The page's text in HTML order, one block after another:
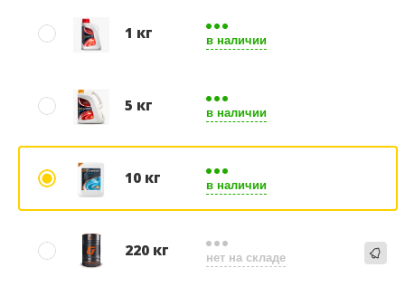
1 кг в наличии
5 кг в наличии
10 кг в наличии
220 кг нет на складе